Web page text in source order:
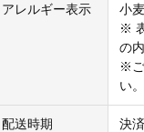
アレルギー表示
小
※
の
※ご
い。
配送時期
決